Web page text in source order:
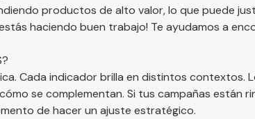
productos de alto valor, lo que puede
haciendo buen trabajo! Te ayudamos a
Cada indicador brilla en distintos contextos.
se complementan. Si tus campañas están
de hacer un ajuste estratégico.